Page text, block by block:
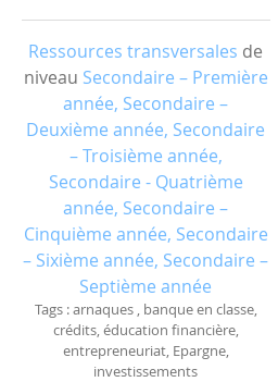
Ressources transversales de
niveau Secondaire – Première
année, Secondaire –
Deuxième année, Secondaire
– Troisième année,
Secondaire - Quatrième
année, Secondaire –
Cinquième année, Secondaire
– Sixième année, Secondaire –
Septième année
Tags : arnaques , banque en classe,
crédits, éducation financière,
entrepreneuriat, Epargne,
investissements